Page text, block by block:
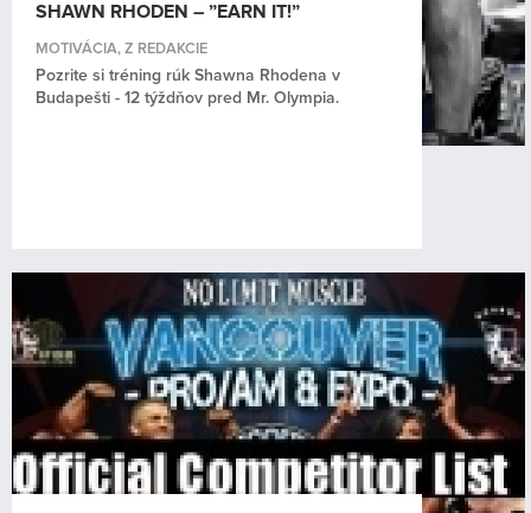
SHAWN RHODEN – ”EARN IT!”
MOTIVÁCIA,Z REDAKCIE
Pozrite si tréning rúk Shawna Rhodena v
Budapešti - 12 týždňov pred Mr. Olympia.